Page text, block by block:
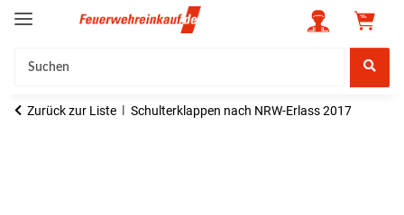
Zurück zur Liste Schulterklappen nach NRW-Erlass 2017